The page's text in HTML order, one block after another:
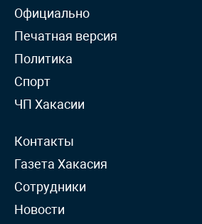
Официально
Печатная версия
Политика
Спорт
ЧП Хакасии
Контакты
Газета Хакасия
Сотрудники
Новости